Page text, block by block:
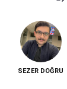
SEZER DOĞRU